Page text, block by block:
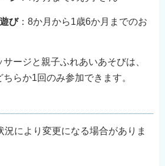
び：8か月から1歳6か月までのお
サージと親子ふれあいあそびは、
らか1回のみ参加できます。
況により変更になる場合がありま